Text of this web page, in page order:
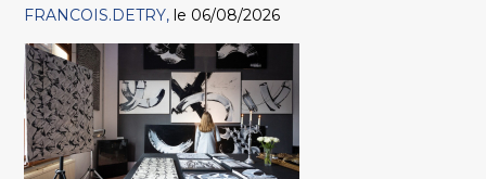
FRANCOIS.DETRY le 06/08/2026